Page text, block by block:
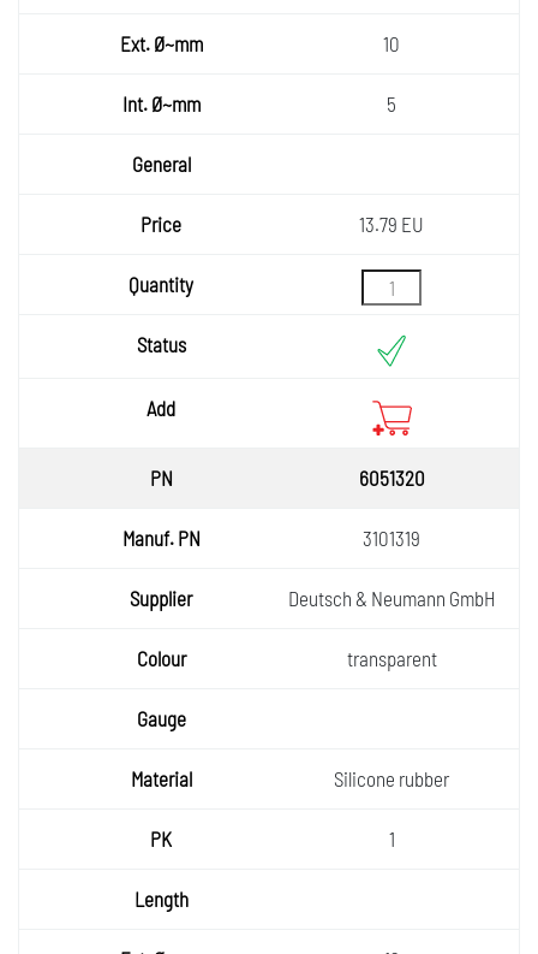
Ext.
Int.
General
Quantity
Status
10
5
13.79 EU
6051320
3101319
Deutsch & Neumann GmbH
transparent
Silicone rubber
1